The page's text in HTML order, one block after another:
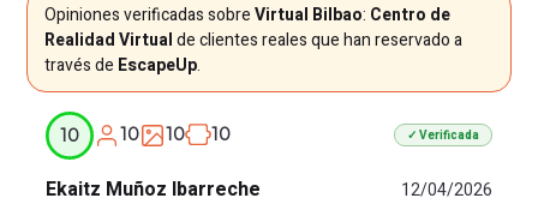
Opiniones verificadas sobreVirtual Bilbao: Centro de
Realidad Virtualde clientes reales que han reservado a
través de EscapeUp.
10 10 10 10 ✓ Verificada
Ekaitz Muñoz Ibarreche 12/04/2026